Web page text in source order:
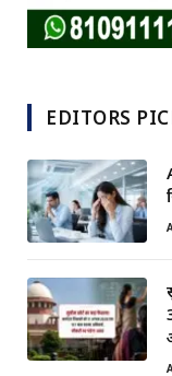
EDITORS